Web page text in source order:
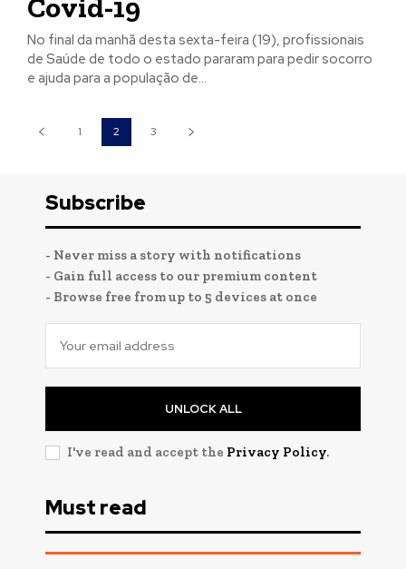
No final da manhã desta sexta-feira (19), profissionais
de Saúde de todo o estado pararam para pedir socorro
e ajuda para a população de...
1 2 3
Subscribe
- Never miss a story with notifications
- Gain full access to our premium content
- Browse free from up to 5 devices at once
UNLOCK ALL
I've read and accept the Privacy Policy.
Must read